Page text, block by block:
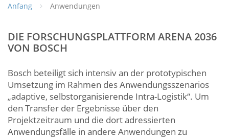
Anfang Anwendungen
DIE FORSCHUNGSPLATTFORM ARENA 2036
VON BOSCH
Bosch beteiligt sich intensiv an der prototypischen
Umsetzung im Rahmen des Anwendungsszenarios
„adaptive, selbstorganisierende Intra-Logistik“. Um
den Transfer der Ergebnisse über den
Projektzeitraum und die dort adressierten
Anwendungsfälle in andere Anwendungen zu